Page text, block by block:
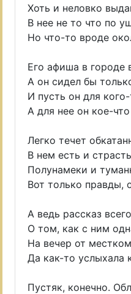
Хоть и неловко
В нее не то что по
Но что-то вроде
Его афиша в городе
А он сидел бы
И пусть он для
А для нее он кое-
Легко течет
В нем есть и
Полунамеки и
Вот только правды,
А ведь рассказ
О том, как с ним
На вечер от
Да как-то услыхала
Пустяк, конечно.